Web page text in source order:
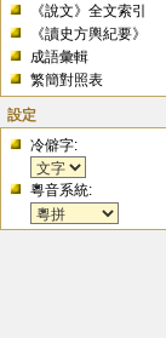
《說文》全文索引
《讀史方輿紀要》
成語彙輯
繁簡對照表
設定
冷僻字:
粵音系統: